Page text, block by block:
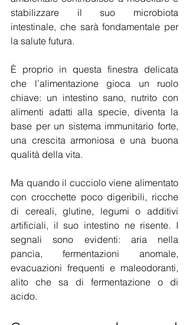
stabilizzare il suo microbiota
intestinale, che sarà fondamentale per
la salute futura.
È proprio in questa finestra delicata
che l’alimentazione gioca un ruolo
chiave: un intestino sano, nutrito con
alimenti adatti alla specie, diventa la
base per un sistema immunitario forte,
una crescita armoniosa e una buona
qualità della vita.
Ma quando il cucciolo viene alimentato
con crocchette poco digeribili, ricche
di cereali, glutine, legumi o additivi
artificiali, il suo intestino ne risente. I
segnali sono evidenti: aria nella
pancia, fermentazioni anomale,
evacuazioni frequenti e maleodoranti,
alito che sa di fermentazione o di
acido.